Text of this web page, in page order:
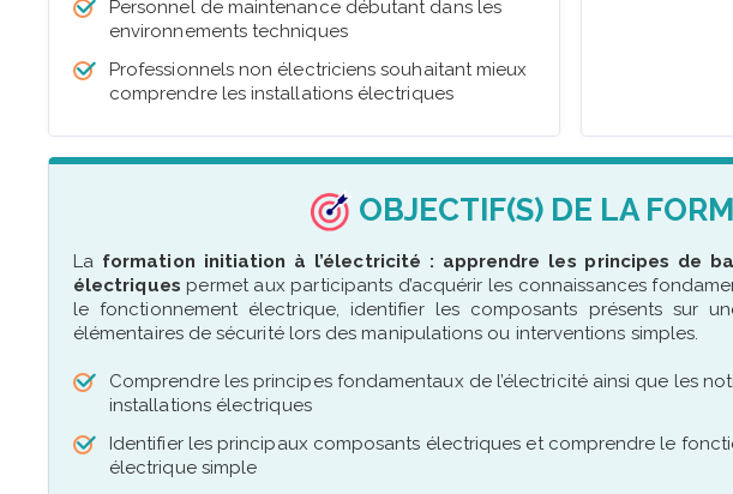
Personnel de maintenance débutant dans les
environnements techniques
Professionnels non électriciens souhaitant mieux
comprendre les installations électriques
OBJECTIF(S) DE LA
La formation initiation à l’électricité : apprendre les principes de
électriques permet aux participants d’acquérir les connaissances
le fonctionnement électrique, identifier les composants présents sur
élémentaires de sécurité lors des manipulations ou interventions simples.
Comprendre les principes fondamentaux de l’électricité ainsi que les
installations électriques
Identifier les principaux composants électriques et comprendre le
électrique simple